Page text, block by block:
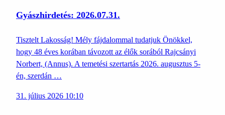
Gyászhirdetés: 2026.07.31.
Tisztelt Lakosság! Mély fájdalommal tudatjuk Önökkel,
hogy 48 éves korában távozott az élők sorából Rajcsányi
Norbert, (Annus). A temetési szertartás 2026. augusztus 5-
én, szerdán …
31. július 2026 10:10